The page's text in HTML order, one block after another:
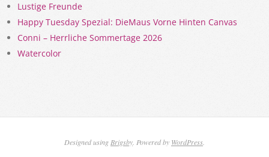
Lustige Freunde
Happy Tuesday Spezial: DieMaus Vorne Hinten Canvas
Conni – Herrliche Sommertage 2026
Watercolor
Designed using Brigsby . Powered by WordPress